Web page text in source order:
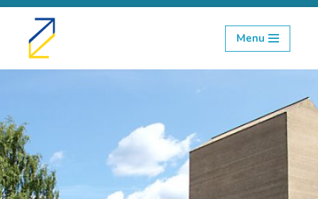
Skip
Menu